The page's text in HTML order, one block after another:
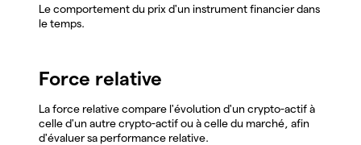
Le comportement du prix d'un instrument financier dans
le temps.
Force relative
La force relative compare l'évolution d'un crypto-actif à
celle d'un autre crypto-actif ou à celle du marché, afin
d'évaluer sa performance relative.